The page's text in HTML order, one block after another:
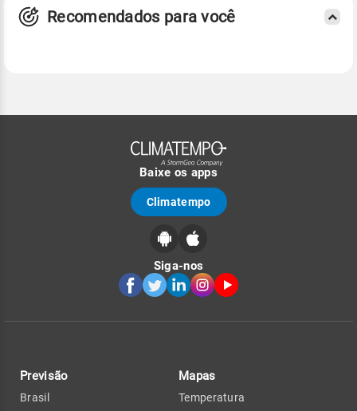
Recomendados para você
Baixe os apps
Climatempo
Siga-nos
Previsão
Brasil
Mapas
Temperatura